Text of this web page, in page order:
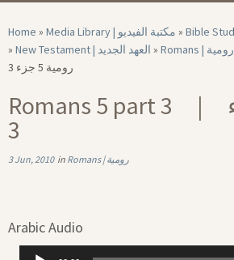
Home » Media Library | مكتبة الفيديو »
»
New Testament | العهد الجديد » Romans | رومية
رومية 5 جزء 3
Romans 5 part 3 | رومية 5 جزء
3
3 Jun, 2010in Romans | رومية
Arabic Audio
Audio